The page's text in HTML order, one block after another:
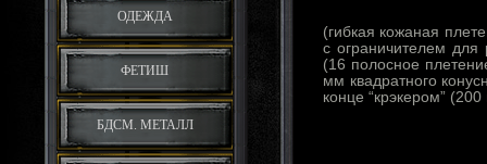
ОДЕЖДА
ФЕТИШ
БДСМ. МЕТАЛЛ
(гибкая кожаная
с ограничителем
(16 полосное
мм квадратного
конце “крэкером”